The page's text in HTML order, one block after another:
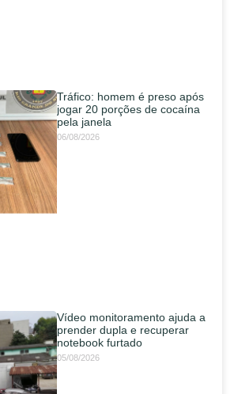
Tráfico: homem é preso após
jogar 20 porções de cocaína
pela janela
06/08/2026
Vídeo monitoramento ajuda a
prender dupla e recuperar
notebook furtado
05/08/2026